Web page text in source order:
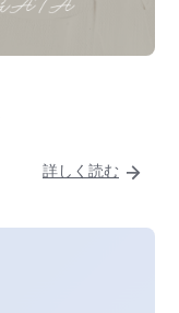
詳しく読む